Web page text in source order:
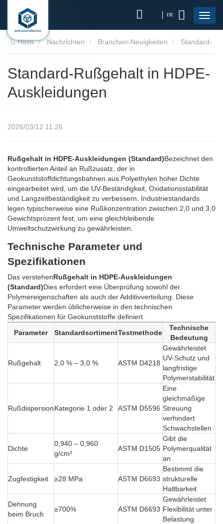
DE
Heim Nachrichten Branchen-Neuigkeiten
Standard-Rußgehalt in HDPE-
Auskleidungen
2026/03/12 11:26
Rußgehalt in HDPE-Auskleidungen (Standard)Bezeichnet den
kontrollierten Anteil an Rußzusatz, der in
Geokunststoffdichtungsbahnen aus Polyethylen hoher Dichte
eingearbeitet wird, um die UV-Beständigkeit, Oxidationsstabilität
und Langzeitbeständigkeit zu verbessern. Industriestandards
legen typischerweise eine Rußkonzentration zwischen 2,0 und 3,0
Gewichtsprozent fest, um eine gleichbleibende
Umweltschutzwirkung zu gewährleisten.
Technische Parameter und
Spezifikationen
Das verstehenRußgehalt in HDPE-Auskleidungen
(Standard)Dies erfordert eine Überprüfung sowohl der
Polymereigenschaften als auch der Additivverteilung. Diese
Parameter werden üblicherweise in den technischen
Spezifikationen für Geokunststoffe definiert.
Parameter
StandardsortimentTestmethode
Technische
Bedeutung
Rußgehalt 2,0 % – 3,0 % ASTM D4218
Gewährleistet
UV-Schutz und
langfristige
Polymerstabilität
RußdispersionKategorie 1 oder 2 ASTM D5596
Eine
gleichmäßige
Streuung
verhindert
Schwachstellen
Dichte
0,940 – 0,960
g/cm³
ASTM D1505
Gibt die
Polymerqualität
an
Zugfestigkeit ≥28 MPa ASTM D6693
Bestimmt die
strukturelle
Haltbarkeit
Dehnung
beim Bruch
≥700% ASTM D6693
Gewährleistet
Flexibilität unter
Belastung